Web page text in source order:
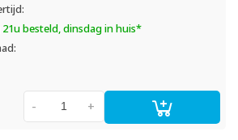
besteld, dinsdag in huis*
+
-